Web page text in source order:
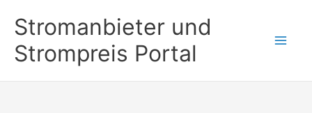
Inhalt
springen
Stromanbieter und
Strompreis Portal